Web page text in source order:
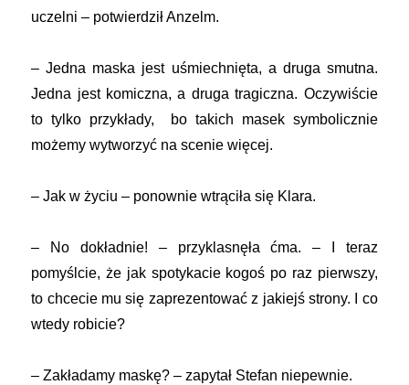
uczelni – potwierdził Anzelm.
– Jedna maska jest uśmiechnięta, a druga smutna.
Jedna jest komiczna, a druga tragiczna. Oczywiście
to tylko przykłady, bo takich masek symbolicznie
możemy wytworzyć na scenie więcej.
– Jak w życiu – ponownie wtrąciła się Klara.
– No dokładnie! – przyklasnęła ćma. – I teraz
pomyślcie, że jak spotykacie kogoś po raz pierwszy,
to chcecie mu się zaprezentować z jakiejś strony. I co
wtedy robicie?
– Zakładamy maskę? – zapytał Stefan niepewnie.